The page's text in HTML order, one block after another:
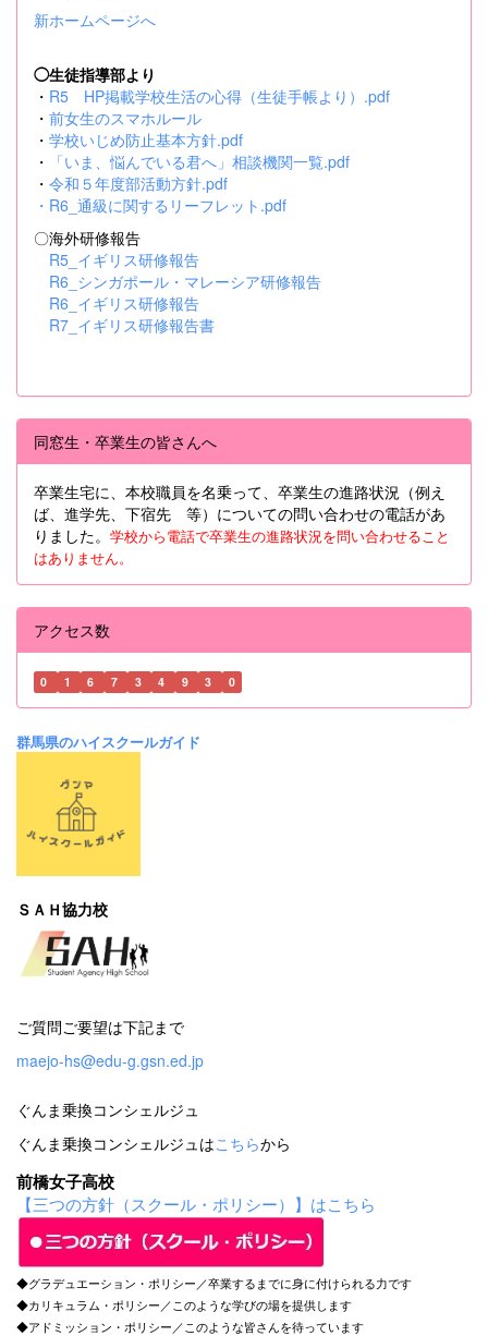
新ホームページへ
◯生徒指導部より
・ R5 HP掲載学校生活の心得（生徒手帳より）.pdf
・ 前女生のスマホルール
・ 学校いじめ防止基本方針.pdf
・
「いま、悩んでいる君へ」相談機関一覧.pdf
・ 令和５年度部活動方針.pdf
・ R6_通級に関するリーフレット.pdf
〇海外研修報告
R5_イギリス研修報告
R6_シンガポール・マレーシア研修報告
R6_イギリス研修報告
R7_イギリス研修報告書
同窓生・卒業生の皆さんへ
卒業生宅に、本校職員を名乗って、卒業生の進路状況（例え
ば、進学先、下宿先 等）についての問い合わせの電話があ
りました。 学校から電話で卒業生の進路状況を問い合わせること
はありません。
アクセス数
0 1 6 7 3 4 9 3 0
群馬県のハイスクールガイド
ＳＡＨ協力校
ご質問ご要望は下記まで
maejo-hs@edu-g.gsn.ed.jp
ぐんま乗換コンシェルジュ
ぐんま乗換コンシェルジュはこちらから
前橋女子高校
【三つの方針（スクール・ポリシー）】はこちら
◆グラデュエーション・ポリシー／卒業するまでに身に付けられる力です
◆カリキュラム・ポリシー／このような学びの場を提供します
◆アドミッション・ポリシー／このような皆さんを待っています